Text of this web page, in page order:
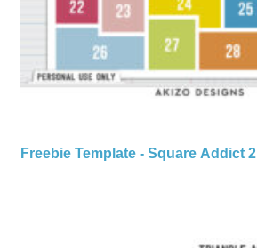
Freebie Template - Square Addict 2